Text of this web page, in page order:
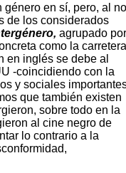
género en sí, pero, al
de los considerados
agrupado
como la
en inglés se debe al
-coincidiendo con la
y sociales
que también existen
sobre todo en la
al cine negro de
lo contrario a la